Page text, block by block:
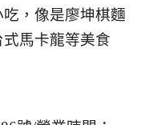
，像是廖坤棋麵
馬卡龍等美食